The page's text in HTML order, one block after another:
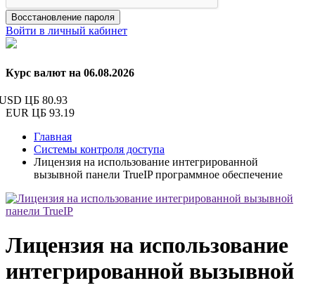
Восстановление пароля
Войти в личный кабинет
Курс валют на 06.08.2026
ЦБ 80.93
EUR ЦБ 93.19
Главная
Системы контроля доступа
Лицензия на использование интегрированной
вызывной панели TrueIP программное обеспечение
Лицензия на использование
интегрированной вызывной